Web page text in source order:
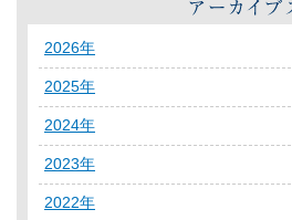
2026年
2025年
2024年
2023年
2022年